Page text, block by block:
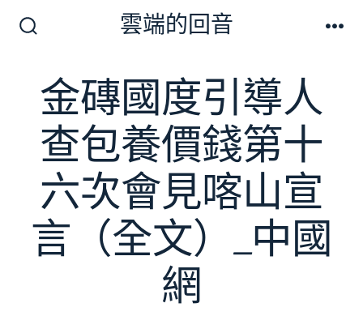
換
開
關
雲端的回音
金磚國度引導人
查包養價錢第十
六次會見喀山宣
言（全文）_中國
網